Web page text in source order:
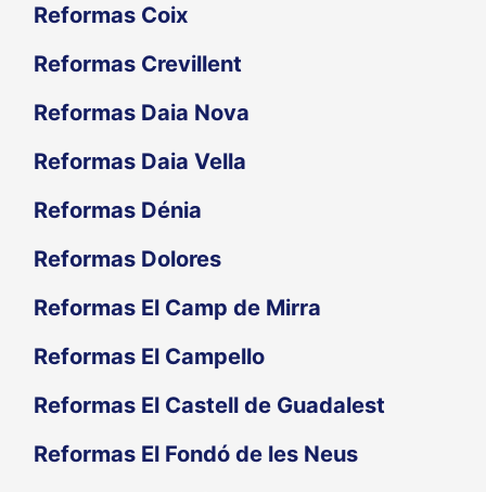
Reformas Coix
Reformas Crevillent
Reformas Daia Nova
Reformas Daia Vella
Reformas Dénia
Reformas Dolores
Reformas El Camp de Mirra
Reformas El Campello
Reformas El Castell de Guadalest
Reformas El Fondó de les Neus